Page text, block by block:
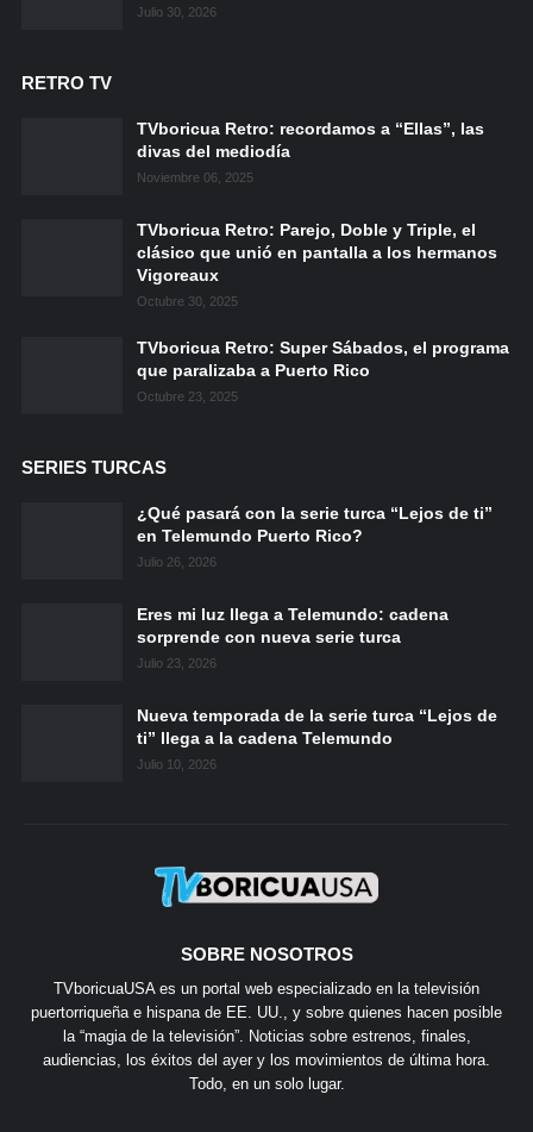
Julio 30, 2026
RETRO TV
TVboricua Retro: recordamos a “Ellas”, las
divas del mediodía
Noviembre 06, 2025
TVboricua Retro: Parejo, Doble y Triple, el
clásico que unió en pantalla a los hermanos
Vigoreaux
Octubre 30, 2025
TVboricua Retro: Super Sábados, el programa
que paralizaba a Puerto Rico
Octubre 23, 2025
SERIES TURCAS
¿Qué pasará con la serie turca “Lejos de ti”
en Telemundo Puerto Rico?
Julio 26, 2026
Eres mi luz llega a Telemundo: cadena
sorprende con nueva serie turca
Julio 23, 2026
Nueva temporada de la serie turca “Lejos de
ti” llega a la cadena Telemundo
Julio 10, 2026
SOBRE NOSOTROS
TVboricuaUSA es un portal web especializado en la televisión
puertorriqueña e hispana de EE. UU., y sobre quienes hacen posible
la “magia de la televisión”. Noticias sobre estrenos, finales,
audiencias, los éxitos del ayer y los movimientos de última hora.
Todo, en un solo lugar.